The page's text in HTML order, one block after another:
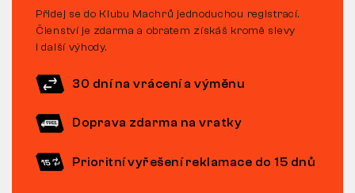
Přidej se do Klubu Machrů jednoduchou registrací.
Členství je zdarma a obratem získáš kromě slevy
i další výhody.
30 dní na vrácení a výměnu
Doprava zdarma na vratky
Prioritní vyřešení reklamace do 15 dnů